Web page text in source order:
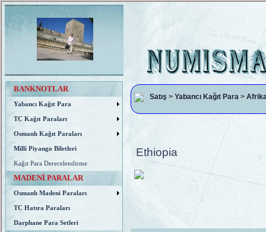
BANKNOTLAR
Yabancı Kağıt Para
TC Kağıt Paraları
Osmanlı Kağıt Paraları
Milli Piyango Biletleri
Kağıt Para Derecelendirme
MADENİ PARALAR
Osmanlı Madeni Paraları
TC Hatıra Paraları
Darphane Para Setleri
Satış >Yabancı Kağıt Para >
Ethiopia